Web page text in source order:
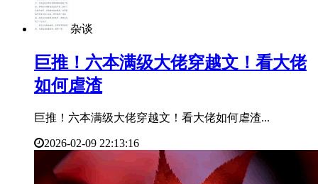
杂谈
​巨推！六本满级大佬穿越文！看大佬
如何虐渣
巨推！六本满级大佬穿越文！看大佬如何虐渣...
2026-02-09 22:13:16